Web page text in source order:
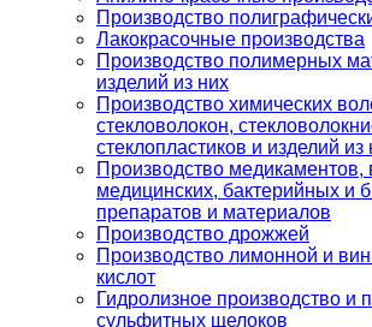
Производство
Лакокрасочные производства
Производство полимерных
изделий из них
Производство химических
стекловолокон,
стеклопластиков и изделий из
Производство медикаментов,
медицинских, бактерийных и
препаратов и материалов
Производство дрожжей
Производство лимонной и
кислот
Гидролизное производство и
сульфитных щелоков